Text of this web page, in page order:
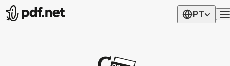
PT